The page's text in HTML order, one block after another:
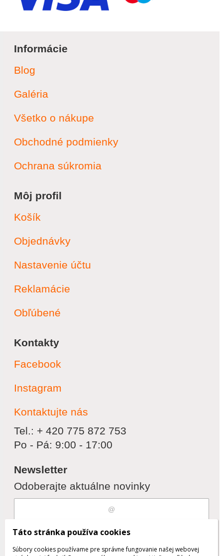
Informácie
Blog
Galéria
Všetko o nákupe
Obchodné podmienky
Ochrana súkromia
Môj profil
Košík
Objednávky
Nastavenie účtu
Reklamácie
Obľúbené
Kontakty
Facebook
Instagram
Kontaktujte nás
Tel.: + 420 775 872 753
Po - Pá: 9:00 - 17:00
Newsletter
Odoberajte aktuálne novinky
Súhlasím sspracovaním osobných
údajov
Táto stránka používa cookies
Súbory cookies používame pre správne fungovanie našej webovej